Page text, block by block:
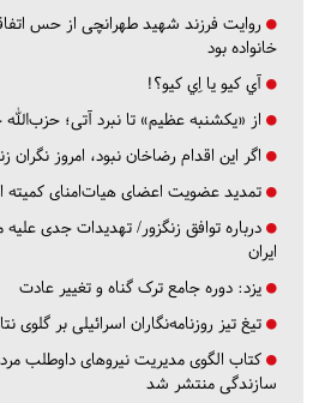
روایت فرزند شهید طهرانچی از حس
خانواده بود
آي كيو يا اِي كيو؟!
از «یکشنبه عظیم» تا نبرد آتی؛
اگر این اقدام رضاخان نبود، امروز نگران
تمدید عضویت اعضای هیات‌امنای کمیته
درباره توافق زنگزور/ تهدیدات جدی
ایران
یزد: دوره جامع ترک گناه و تغییر عادت
تیغ تیز روزنامه‌نگاران اسرائیلی بر گلوی
کتاب الگوی مدیریت نیروهای داوطلب
سازندگی منتشر شد